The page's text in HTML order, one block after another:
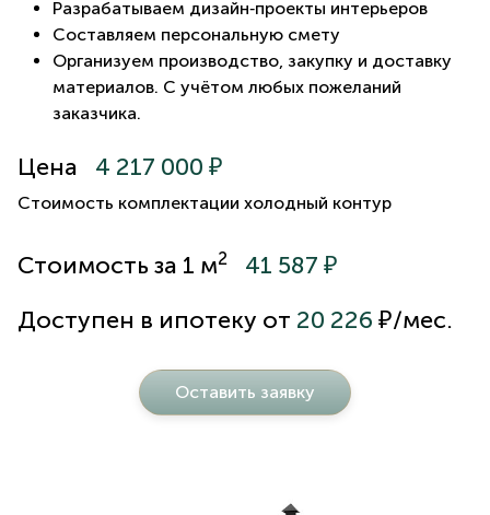
Разрабатываем дизайн‑проекты интерьеров
Составляем персональную смету
Организуем производство, закупку и доставку
материалов. С учётом любых пожеланий
заказчика.
Цена 4 217 000 ₽
Стоимость комплектации холодный контур
Стоимость за 1 м2
41 587 ₽
Доступен в ипотеку от 20 226 ₽/мес.
Оставить заявку